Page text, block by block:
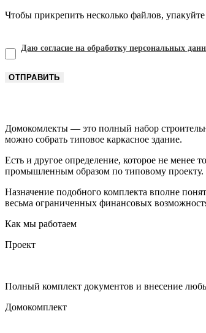
Чтобы прикрепить несколько файлов,
Даю согласие на обработку персональных
Домокомлекты — это полный набор
можно собрать типовое каркасное здание.
Есть и другое определение, которое не менее
промышленным образом по типовому проекту.
Назначение подобного комплекта вполне
весьма ограниченных финансовых
Как мы работаем
Проект
Полный комплект документов и внесение
Домокомплект